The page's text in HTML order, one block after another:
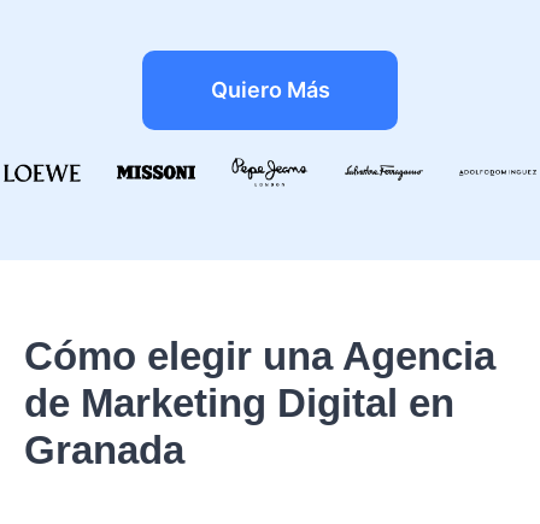
Quiero Más
Cómo elegir una Agencia
de Marketing Digital en
Granada